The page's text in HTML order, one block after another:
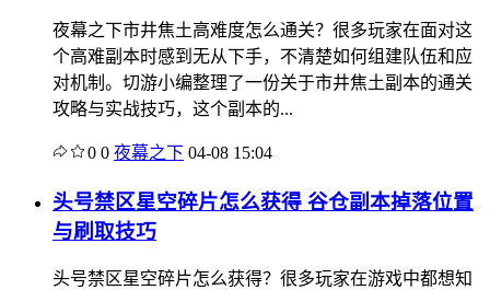
夜幕之下市井焦土高难度怎么通关？很多玩家在面对这
个高难副本时感到无从下手，不清楚如何组建队伍和应
对机制。切游小编整理了一份关于市井焦土副本的通关
攻略与实战技巧，这个副本的...
0 0 夜幕之下 04-08 15:04
头号禁区星空碎片怎么获得 谷仓副本掉落位置
与刷取技巧
头号禁区星空碎片怎么获得？很多玩家在游戏中都想知